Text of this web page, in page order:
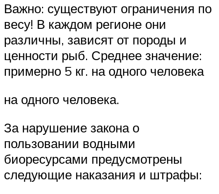
Важно: существуют ограничения по
весу! В каждом регионе они
различны, зависят от породы и
ценности рыб. Среднее значение:
примерно 5 кг. на одного человека
на одного человека.
За нарушение закона о
пользовании водными
биоресурсами предусмотрены
следующие наказания и штрафы: